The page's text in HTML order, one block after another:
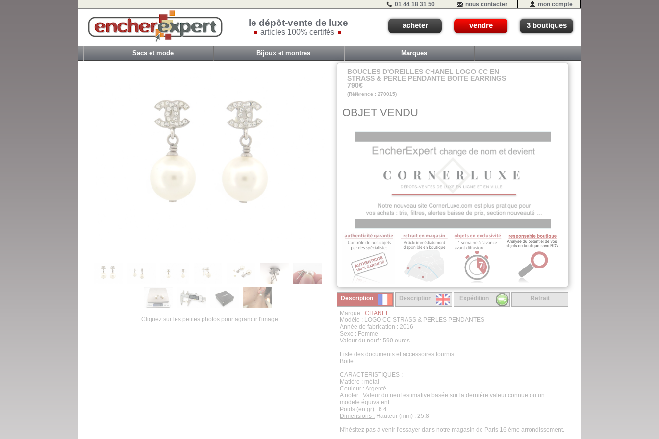
01 44 18 31 50 nous contacter mon compte
le dépôt-vente de luxe
articles 100% certifés
acheter vendre 3 boutiques
Sacs et mode Bijoux et montres Marques
Cliquez sur les petites photos pour agrandir l'image.
BOUCLES D'OREILLES CHANEL LOGO CC EN
STRASS & PERLE PENDANTE BOITE EARRINGS
790€
(Référence : 270015)
OBJET VENDU
Description Description Expédition Retrait
Marque : CHANEL
Modèle : LOGO CC STRASS & PERLES PENDANTES
Année de fabrication : 2016
Sexe : Femme
Valeur du neuf : 590 euros
Liste des documents et accessoires fournis :
Boite
CARACTERISTIQUES :
Matière : métal
Couleur : Argenté
A noter : Valeur du neuf estimative basée sur la dernière valeur connue ou un
modele équivalent
Poids (en gr) : 6.4
Dimensions : Hauteur (mm) : 25.8
N'hésitez pas à venir l'essayer dans notre magasin de Paris 16 ème arrondissement.